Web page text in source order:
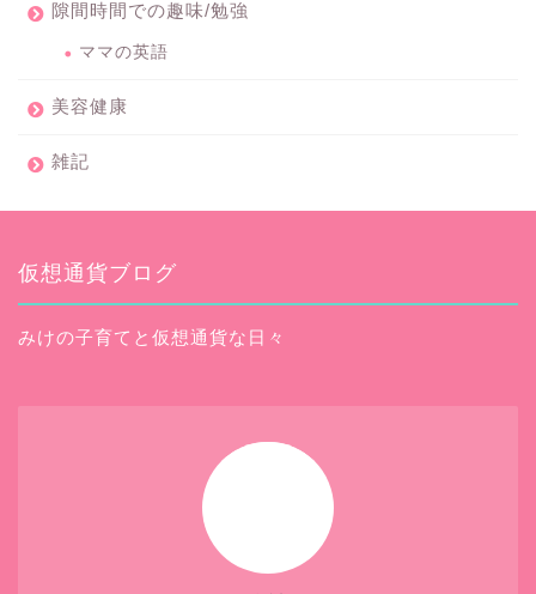
隙間時間での趣味/勉強
ママの英語
美容健康
雑記
仮想通貨ブログ
みけの子育てと仮想通貨な日々